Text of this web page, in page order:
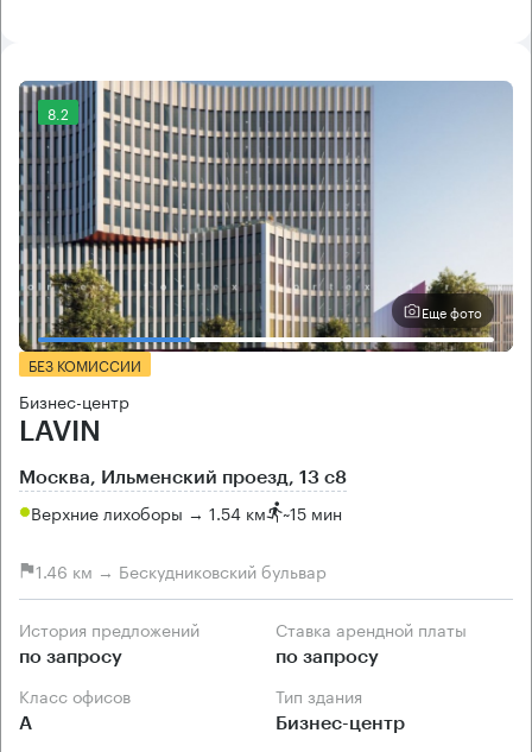
8.2
Еще фото
БЕЗ КОМИССИИ
Бизнес-центр
LAVIN
Москва, Ильменский проезд, 13 с8
Верхние лихоборы → 1.54 км ~15 мин
1.46 км → Бескудниковский бульвар
История предложений
по запросу
Ставка арендной платы
по запросу
Класс офисов
А
Тип здания
Бизнес-центр